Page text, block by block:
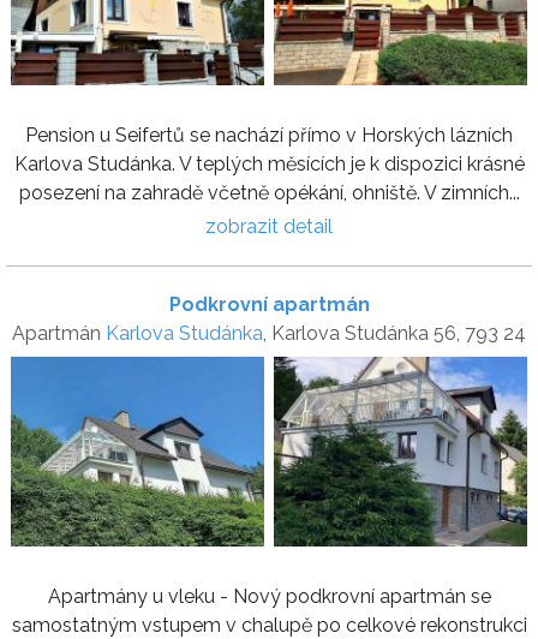
Pension u Seifertů se nachází přímo v Horských lázních
Karlova Studánka. V teplých měsících je k dispozici krásné
posezení na zahradě včetně opékání, ohniště. V zimních...
zobrazit detail
Podkrovní apartmán
Apartmán Karlova Studánka, Karlova Studánka 56, 793 24
Apartmány u vleku - Nový podkrovní apartmán se
samostatným vstupem v chalupě po celkové rekonstrukci